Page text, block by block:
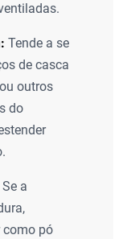
Tende a se
de casca
outros
do
Se a
como pó